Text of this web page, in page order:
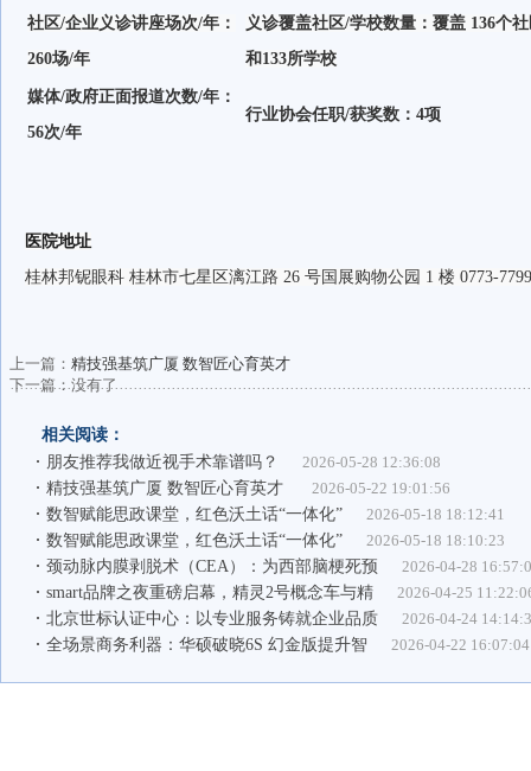
社区/企业义诊讲座场次/年：
260场/年
义诊覆盖社区/学校数量：覆盖 136个
和133所学校
媒体/政府正面报道次数/年：
56次/年
行业协会任职/获奖数：4项
医院地址
桂林邦铌眼科 桂林市七星区漓江路 26 号国展购物公园 1 楼 0773-
上一篇： 精技强基筑广厦 数智匠心育英才
下一篇：没有了
相关阅读：
朋友推荐我做近视手术靠谱吗？
2026-05-28 12:36:08
精技强基筑广厦 数智匠心育英才
2026-05-22 19:01:56
数智赋能思政课堂，红色沃土话“一体化”
2026-05-18 18:12:41
数智赋能思政课堂，红色沃土话“一体化”
2026-05-18 18:10:23
颈动脉内膜剥脱术（CEA）：为西部脑梗死预
2026-04-28
smart品牌之夜重磅启幕，精灵2号概念车与精
2026-04-25
北京世标认证中心：以专业服务铸就企业品质
2026-04-24
全场景商务利器：华硕破晓6S 幻金版提升智
2026-04-22 16:07:04